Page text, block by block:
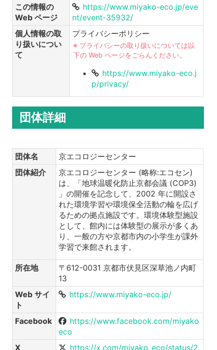
この情報の
Web ページ
https://www.miyako-eco.jp/eve
nt/event-35932/
個人情報の取
り扱いについ
て
プライバシーポリシー
※ プライバシーの取り扱いについては以
下の Web ページをごらんください。
https://www.miyako-eco.j
p/privacy/
団体詳細
団体名
京エコロジーセンター
団体紹介
京エコロジーセンター (略称:エコセン)
は、「地球温暖化防止京都会議 (COP3)
」の開催を記念して、2002 年に開設さ
れた環境学習や環境保全活動の輪を広げ
るための拠点施設です。環境体験型施設
として、館内には体験型の展示が多くあ
り、一般の方や京都市内の小学生が課外
学習で来館されます。
所在地
〒612-0031 京都市伏見区深草池ノ内町
13
Web サイ
ト
https://www.miyako-eco.jp/
Facebook
https://www.facebook.com/miyako
eco
X
https://x.com/miyako_eco/status/2